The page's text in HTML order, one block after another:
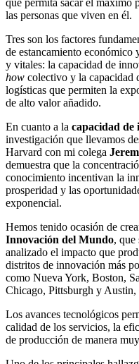
las personas que viven en él.
Tres son los factores
de estancamiento económico
y vitales: la capacidad de
how colectivo y la capacidad
logísticas que permiten la
de alto valor añadido.
En cuanto a la capacidad de
investigación que llevamos
Harvard con mi colega
demuestra que la
conocimiento incentivan la
prosperidad y las
exponencial.
Hemos tenido ocasión de
Innovación del Mundo, que
analizado el impacto que
distritos de innovación más
como Nueva York, Boston,
Chicago, Pittsburgh y Austin,
Los avances tecnológicos
calidad de los servicios, la
de producción de manera